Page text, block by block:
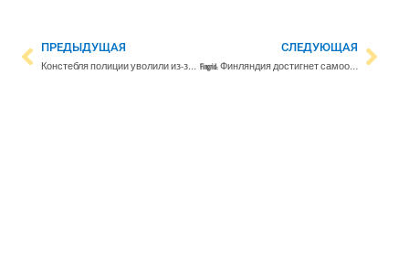
ПРЕДЫДУЩАЯ
Констебля полиции уволили из-за связей с ультраправыми
СЛЕДУЮЩАЯ
Fingrid: Финляндия достигнет самообеспечения электроэнергией в 2024 году